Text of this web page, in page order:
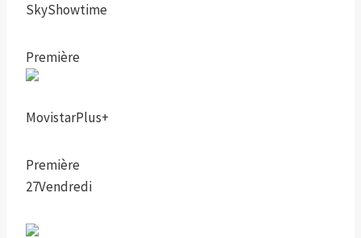
SkyShowtime
Première
MovistarPlus+
Première
27Vendredi